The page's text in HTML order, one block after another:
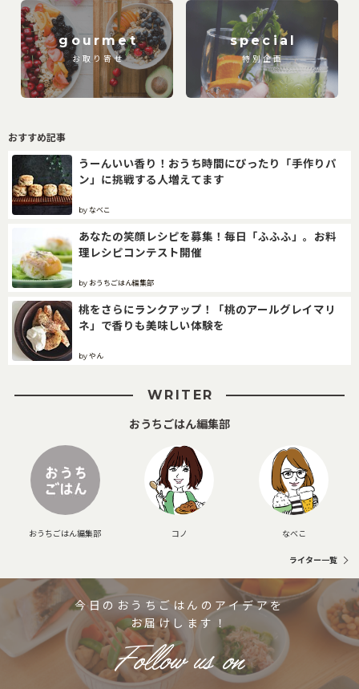
gourmet
お取り寄せ
special
特別企画
おすすめ記事
うーんいい香り！おうち時間にぴったり「手作りパ
ン」に挑戦する人増えてます
by なべこ
あなたの笑顔レシピを募集！毎日「ふふふ」。お料
理レシピコンテスト開催
by おうちごはん編集部
桃をさらにランクアップ！「桃のアールグレイマリ
ネ」で香りも美味しい体験を
by やん
WRITER
おうちごはん編集部
おうちごはん編集部 コノ なべこ
ライター一覧
今日のおうちごはんのアイデアを
お届けします！